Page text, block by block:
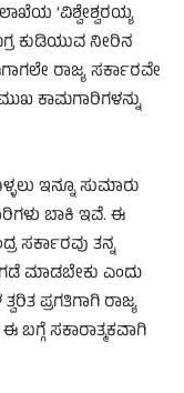
‘ವಿಶ್ವೇಶ್ವರಯ್ಯ
ಕುಡಿಯುವ ನೀರಿನ
ರಾಜ್ಯ ಸರ್ಕಾರವೇ
ಕಾಮಗಾರಿಗಳನ್ನು
ಇನ್ನೂ ಸುಮಾರು
ಬಾಕಿ ಇವೆ. ಈ
ಸರ್ಕಾರವು ತನ್ನ
ಮಾಡಬೇಕು ಎಂದು
ಪ್ರಗತಿಗಾಗಿ ರಾಜ್ಯ
ಬಗ್ಗೆ ಸಕಾರಾತ್ಮಕವಾಗಿ